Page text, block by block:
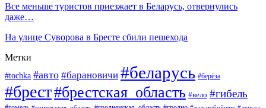
Все меньше туристов приезжает в Беларусь, отвернулись
даже…
На улице Суворова в Бресте сбили пешехода
Метки
#tochka #авто #барановичи #беларусь #берёза
#брест#брестская_область #вело #гибель